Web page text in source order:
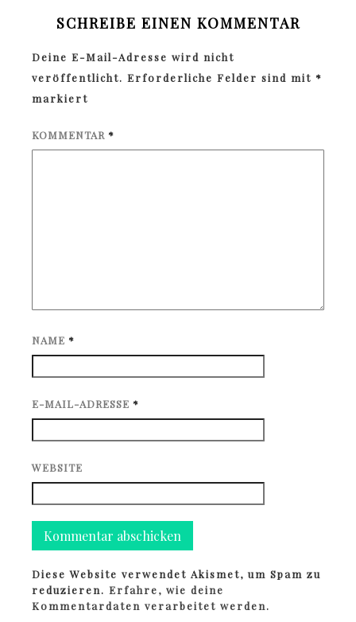
SCHREIBE EINEN KOMMENTAR
Deine E-Mail-Adresse wird nicht
veröffentlicht. Erforderliche Felder sind mit *
markiert
KOMMENTAR *
NAME *
E-MAIL-ADRESSE *
WEBSITE
Diese Website verwendet Akismet, um Spam zu
reduzieren.Erfahre, wie deine
Kommentardaten verarbeitet werden.